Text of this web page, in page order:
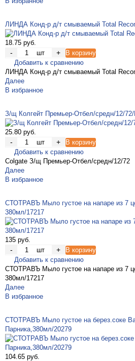
ЛИНДА Конд-р д/т смываемый Total
18.75 руб.
- шт +
В корзину
Добавить к сравнению
ЛИНДА Конд-р д/т смываемый Total
Далее
В избранное
З/щ Колгейт Премьер-Отбел/средн/12/
25.80 руб.
- шт +
В корзину
Добавить к сравнению
Colgate З/щ Премьер-Отбел/средн/12/72
Далее
В избранное
СТОТРАВЪ Мыло густое на напаре из 7
380мл/17217
135 руб.
- шт +
В корзину
Добавить к сравнению
СТОТРАВЪ Мыло густое на напаре из 7
380мл/17217
Далее
В избранное
СТОТРАВЪ Мыло густое на берез.соке
Парника,380мл/20279
104.65 руб.